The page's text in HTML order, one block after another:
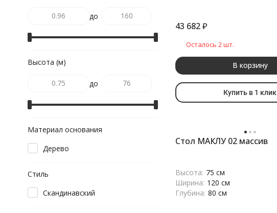
43 682 ₽
Осталось 2 шт.
В корзину
Купить в 1 клик
Стол МАКЛУ 02 массив
Высота: 75 см
Ширина: 120 см
Глубина: 80 см
до
Высота (м)
до
Материал основания
Дерево
Стиль
Скандинавский